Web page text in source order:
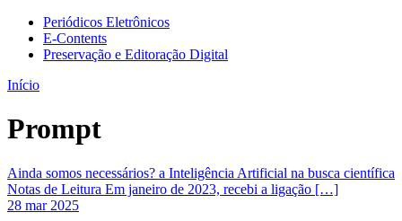
Periódicos Eletrônicos
E-Contents
Preservação e Editoração Digital
Início
Prompt
Ainda somos necessários? a Inteligência Artificial na busca científica
Notas de Leitura Em janeiro de 2023, recebi a ligação […]
28 mar 2025